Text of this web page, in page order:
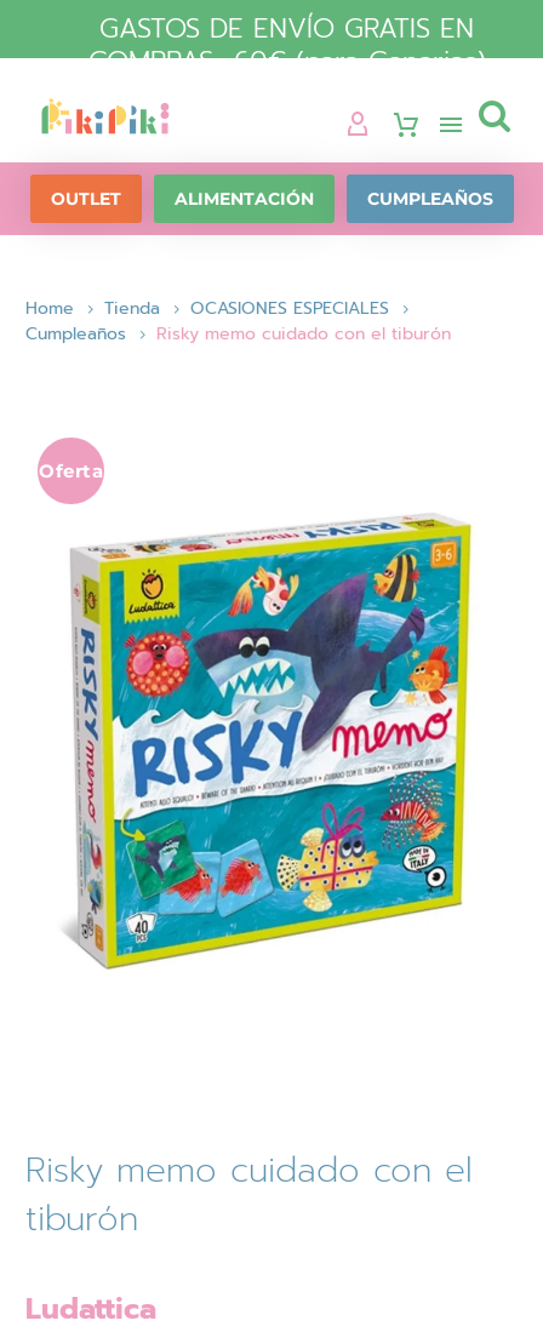
GASTOS DE ENVÍO GRATIS EN
COMPRAS +60€ (para Canarias)

OUTLET ALIMENTACIÓN CUMPLEAÑOS
Home Tienda
OCASIONES ESPECIALES
Cumpleaños
Risky memo cuidado con el tiburón
Oferta
Risky memo cuidado con el
tiburón
Ludattica